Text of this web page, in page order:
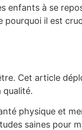
enfants à se
pourquoi il est
Cet article
qualité.
physique et
saines pour